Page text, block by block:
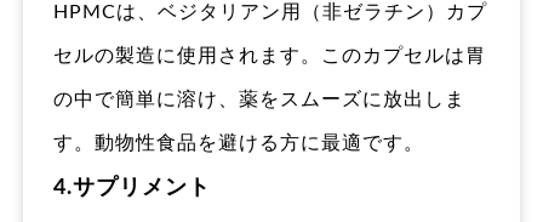
HPMCは、ベジタリアン用（非ゼラチン）カプ
セルの製造に使用されます。このカプセルは胃
の中で簡単に溶け、薬をスムーズに放出しま
す。動物性食品を避ける方に最適です。
4.サプリメント